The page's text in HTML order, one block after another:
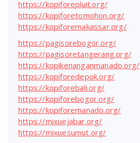
https://kopiforepluit.org/
https://kopiforetomohon.org/
https://kopiforemakassar.org/
https://pagisorebogor.org/
https://pagisoretangerang.org/
https://kopikenanganmanado.org/
https://kopiforedepok.org/
https://kopiforebali.org/
https://kopiforebogor.org/
https://kopiforemanado.org/
https://mixuejabar.org/
https://mixuesumut.org/